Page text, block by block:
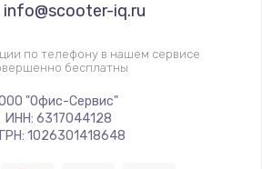
info@scooter-iq.ru
по телефону в нашем сервисе
бесплатны
"Офис-Сервис"
ИНН: 6317044128
1026301418648